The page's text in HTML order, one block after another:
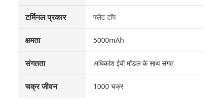
टर्मिनल प्रकार फ्लैट टॉप
क्षमता 5000mAh
संगतता अधिकांश ईवी मॉडल के साथ संगत
चक्र जीवन 1000 चक्र